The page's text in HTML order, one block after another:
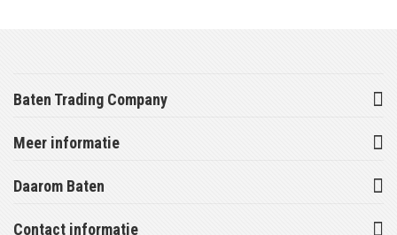
Baten Trading Company
Meer informatie
Daarom Baten
Contact informatie